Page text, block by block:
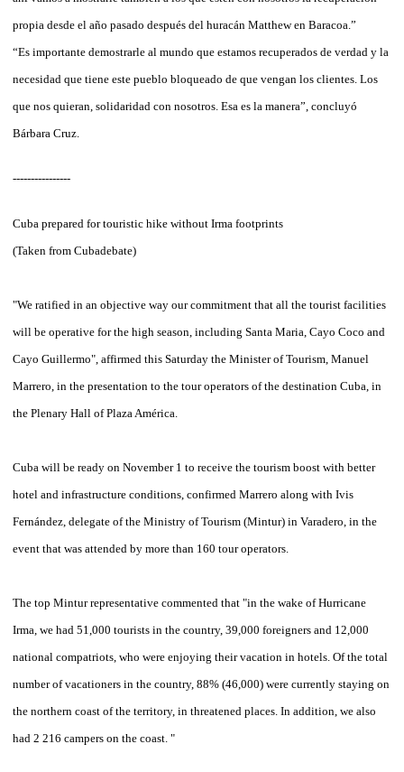
propia desde el año pasado después del huracán Matthew en Baracoa.”
“Es importante demostrarle al mundo que estamos recuperados de verdad y la
necesidad que tiene este pueblo bloqueado de que vengan los clientes. Los
que nos quieran, solidaridad con nosotros. Esa es la manera”, concluyó
Bárbara Cruz.
----------------
Cuba prepared for touristic hike without Irma footprints
(Taken from Cubadebate)
"We ratified in an objective way our commitment that all the tourist facilities
will be operative for the high season, including Santa Maria, Cayo Coco and
Cayo Guillermo", affirmed this Saturday the Minister of Tourism, Manuel
Marrero, in the presentation to the tour operators of the destination Cuba, in
the Plenary Hall of Plaza América.
Cuba will be ready on November 1 to receive the tourism boost with better
hotel and infrastructure conditions, confirmed Marrero along with Ivis
Fernández, delegate of the Ministry of Tourism (Mintur) in Varadero, in the
event that was attended by more than 160 tour operators.
The top Mintur representative commented that "in the wake of Hurricane
Irma, we had 51,000 tourists in the country, 39,000 foreigners and 12,000
national compatriots, who were enjoying their vacation in hotels. Of the total
number of vacationers in the country, 88% (46,000) were currently staying on
the northern coast of the territory, in threatened places. In addition, we also
had 2 216 campers on the coast. "